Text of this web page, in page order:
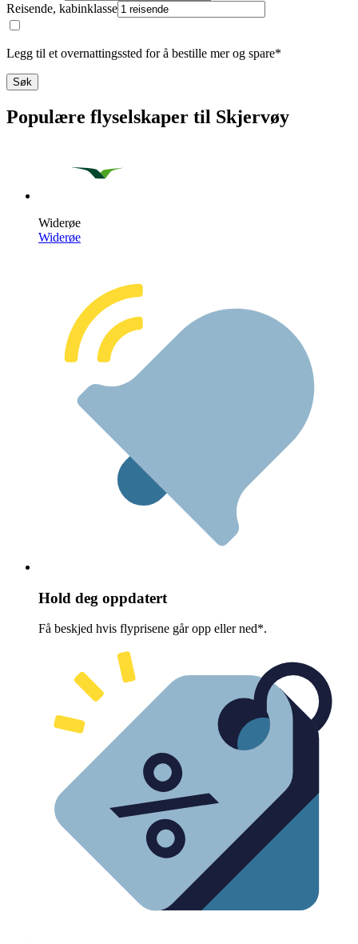
Reisende, kabinklasse
Legg til et overnattingssted for å bestille mer og spare*
Søk
Populære flyselskaper til Skjervøy
Widerøe
Widerøe
Hold deg oppdatert
Få beskjed hvis flyprisene går opp eller ned*.